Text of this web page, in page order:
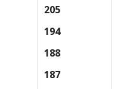
205
194
188
187